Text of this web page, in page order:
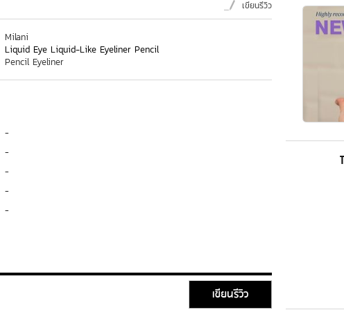
เขียนรีวิว
Milani
Liquid Eye Liquid-Like Eyeliner Pencil
Pencil Eyeliner
-
-
-
-
-
เขียนรีวิว